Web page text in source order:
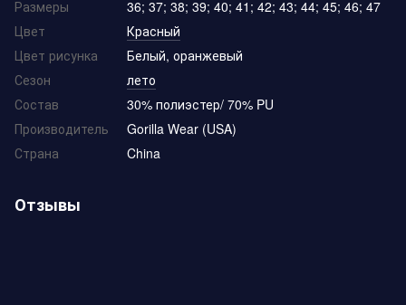
Размеры
36; 37; 38; 39; 40; 41; 42; 43; 44; 45; 46; 47
Цвет
Красный
Цвет рисунка
Белый, оранжевый
Сезон
лето
Состав
30% полиэстер/ 70% PU
Производитель
Gorilla Wear (USA)
Страна
China
Отзывы